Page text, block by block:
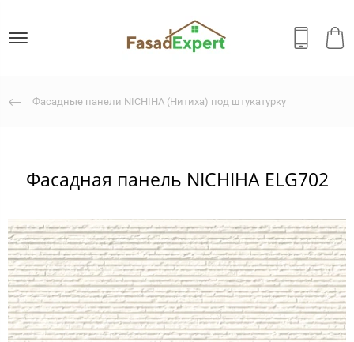
Фасадные панели NICHIHA (Нитиха) под штукатурку
Фасадная панель NICHIHA ELG702